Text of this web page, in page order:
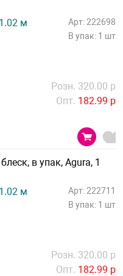
м
Арт: 222698
В упак: 1 шт
Розн. 320.00 р
Опт. 182.99 р
в упак, Agura, 1
м
Арт: 222711
В упак: 1 шт
Розн. 320.00 р
Опт. 182.99 р